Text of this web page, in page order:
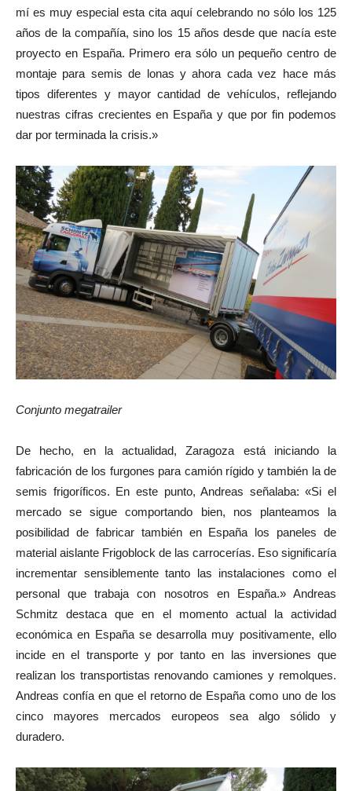
mí es muy especial esta cita aquí celebrando no sólo los 125
años de la compañía, sino los 15 años desde que nacía este
proyecto en España. Primero era sólo un pequeño centro de
montaje para semis de lonas y ahora cada vez hace más
tipos diferentes y mayor cantidad de vehículos, reflejando
nuestras cifras crecientes en España y que por fin podemos
dar por terminada la crisis.»
Conjunto megatrailer
De hecho, en la actualidad, Zaragoza está iniciando la
fabricación de los furgones para camión rígido y también la de
semis frigoríficos. En este punto, Andreas señalaba: «Si el
mercado se sigue comportando bien, nos planteamos la
posibilidad de fabricar también en España los paneles de
material aislante Frigoblock de las carrocerías. Eso significaría
incrementar sensiblemente tanto las instalaciones como el
personal que trabaja con nosotros en España.» Andreas
Schmitz destaca que en el momento actual la actividad
económica en España se desarrolla muy positivamente, ello
incide en el transporte y por tanto en las inversiones que
realizan los transportistas renovando camiones y remolques.
Andreas confía en que el retorno de España como uno de los
cinco mayores mercados europeos sea algo sólido y
duradero.